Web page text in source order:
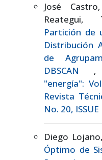
José
Reategui,
Partición de
Distribución
de
DBSCAN
"energía":
Revista
No. 20, ISSUE
Diego
Óptimo de